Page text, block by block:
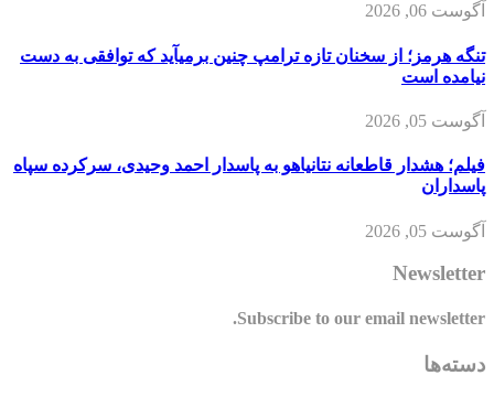
آگوست 06, 2026
تنگه هرمز؛ از سخنان تازه ترامپ چنین برمیآید که توافقی به دست
نیامده است
آگوست 05, 2026
فیلم؛ هشدار قاطعانه نتانیاهو به پاسدار احمد وحیدی، سرکرده سپاه
پاسداران
آگوست 05, 2026
Newsletter
Subscribe to our email newsletter.
دسته‌ها